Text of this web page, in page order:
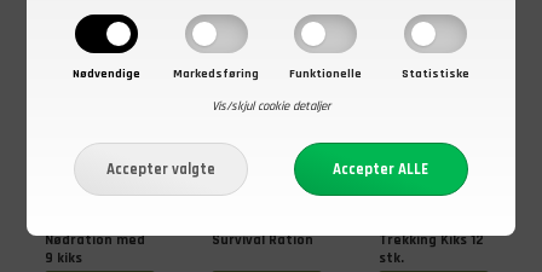
Nødvendige Markedsføring Funktionelle
Statistiske
Vis/skjul cookie detaljer
99,00DKK
Nødration med
9 kiks
59,00
Survival Ration
29,00DKK
Trekking Kiks 12
stk.